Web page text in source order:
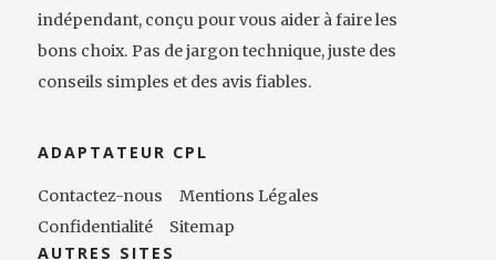
indépendant, conçu pour vous aider à faire les
bons choix. Pas de jargon technique, juste des
conseils simples et des avis fiables.
ADAPTATEUR CPL
Contactez-nous
Mentions Légales
Confidentialité
Sitemap
AUTRES SITES